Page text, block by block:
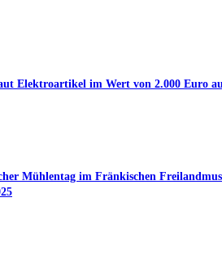
Elektroartikel im Wert von 2.000 Euro
Mühlentag im Fränkischen